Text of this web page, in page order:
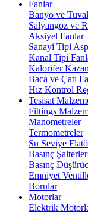
Fanlar
Banyo ve
Salyangoz ve
Aksiyel Fanlar
Sanayi Tipi
Kanal Tipi
Kalorifer
Baca ve Çatı
Hız Kontrol
Tesisat
Fittings
Manometreler
Termometreler
Su Seviye
Basınç
Basınç
Emniyet
Borular
Motorlar
Elektrik